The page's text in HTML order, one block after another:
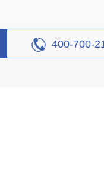
400-700-